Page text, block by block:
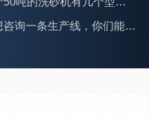
岗岩的500*750颚破机什么价位？
能破碎吗？推荐用什么机器？